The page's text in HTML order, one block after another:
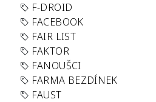
F-DROID
FACEBOOK
FAIR LIST
FAKTOR
FANOUŠCI
FARMA BEZDÍNEK
FAUST